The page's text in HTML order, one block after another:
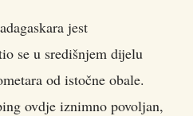
jest
se u središnjem dijelu
od istočne obale.
ovdje iznimno povoljan,